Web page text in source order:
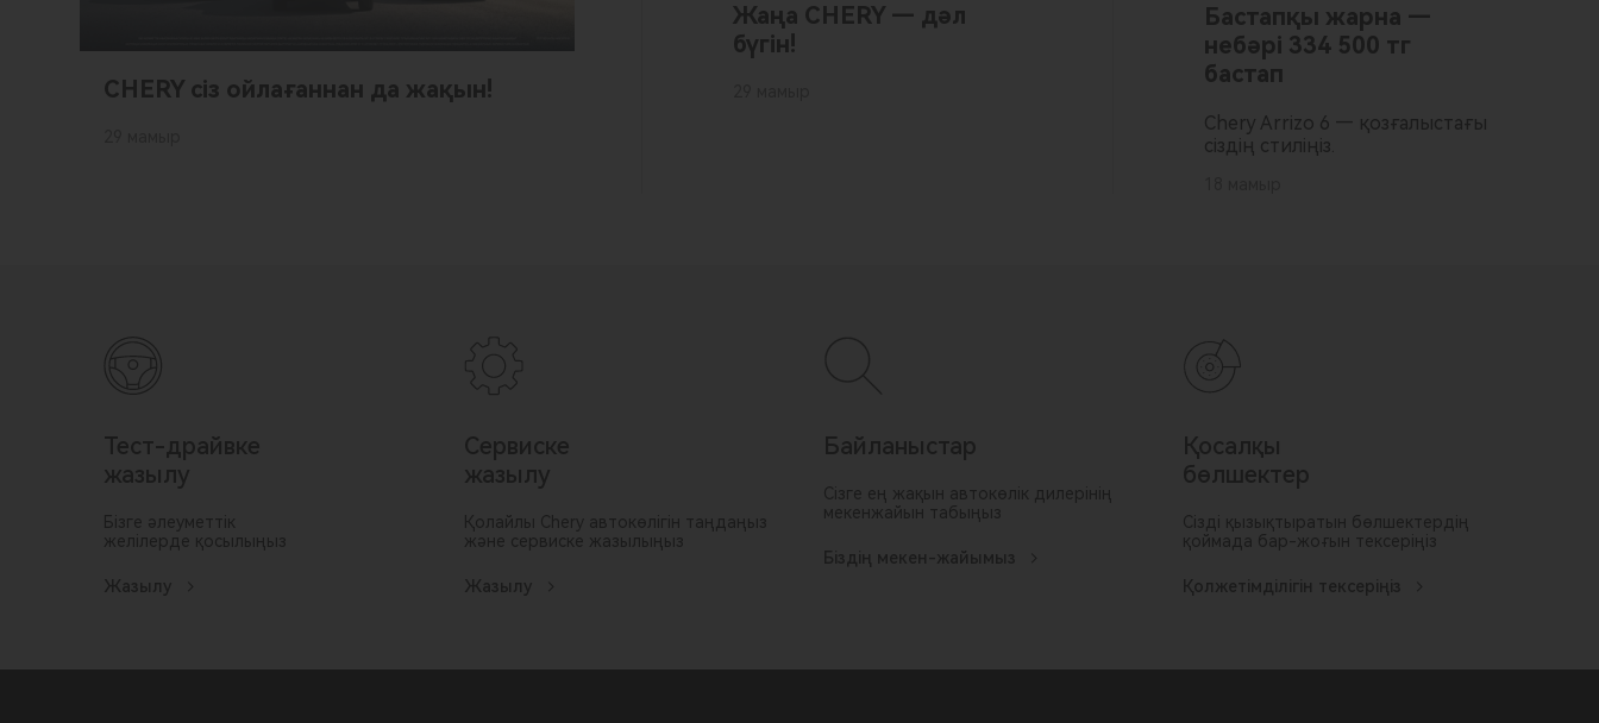
CHERY сіз ойлағаннан да жақын!
Жаңа CHERY — дәл
бүгін!
Бастапқы жарна —
небәрі 334 500 тг
бастап
Chery Arrizo 6 — қозғалыстағы
сіздің стиліңіз.
Тест-драйвке
жазылу
Бізге әлеуметтік
желілерде қосылыңыз
Жазылу
Сервиске
жазылу
Қолайлы Chery автокөлігін таңдаңыз
және сервиске жазылыңыз
Жазылу
Байланыстар
Сізге ең жақын автокөлік дилерінің
мекенжайын табыңыз
Біздің мекен-жайымыз
Қосалқы
бөлшектер
Сізді қызықтыратын бөлшектердің
қоймада бар-жоғын тексеріңіз
Қолжетімділігін тексеріңіз